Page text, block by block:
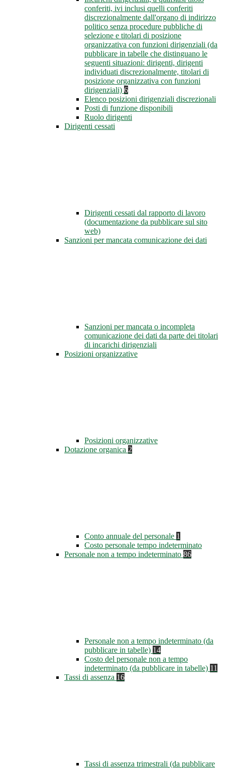
conferiti, ivi inclusi quelli conferiti
discrezionalmente dall'organo di indirizzo
politico senza procedure pubbliche di
selezione e titolari di posizione
organizzativa con funzioni dirigenziali (da
pubblicare in tabelle che distinguano le
seguenti situazioni: dirigenti, dirigenti
individuati discrezionalmente, titolari di
posizione organizzativa con funzioni
dirigenziali) 6
Elenco posizioni dirigenziali discrezionali
Posti di funzione disponibili
Ruolo dirigenti
Dirigenti cessati
Dirigenti cessati dal rapporto di lavoro
(documentazione da pubblicare sul sito
web)
Sanzioni per mancata comunicazione dei dati
Sanzioni per mancata o incompleta
comunicazione dei dati da parte dei titolari
di incarichi dirigenziali
Posizioni organizzative
Posizioni organizzative
Dotazione organica 2
Conto annuale del personale 1
Costo personale tempo indeterminato
Personale non a tempo indeterminato 86
Personale non a tempo indeterminato (da
pubblicare in tabelle) 14
Costo del personale non a tempo
indeterminato (da pubblicare in tabelle) 11
Tassi di assenza 16
Tassi di assenza trimestrali (da pubblicare